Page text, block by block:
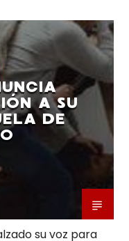
A SU
DE
su voz para